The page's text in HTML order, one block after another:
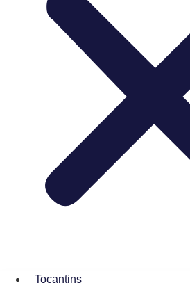
Tocantins